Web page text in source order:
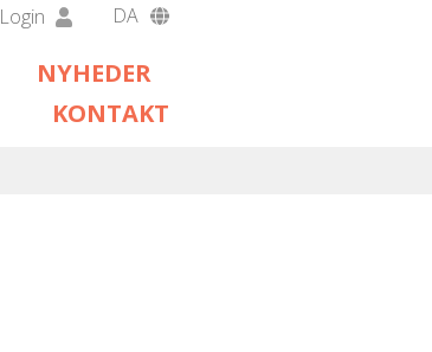
Login
DA
DE
NYHEDER
KONTAKT